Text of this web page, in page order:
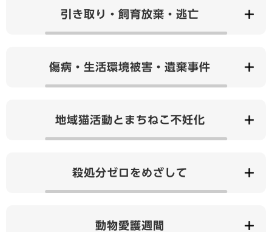
引き取り・飼育放棄・逃亡
傷病・生活環境被害・遺棄事件
地域猫活動とまちねこ不妊化
殺処分ゼロをめざして
動物愛護週間